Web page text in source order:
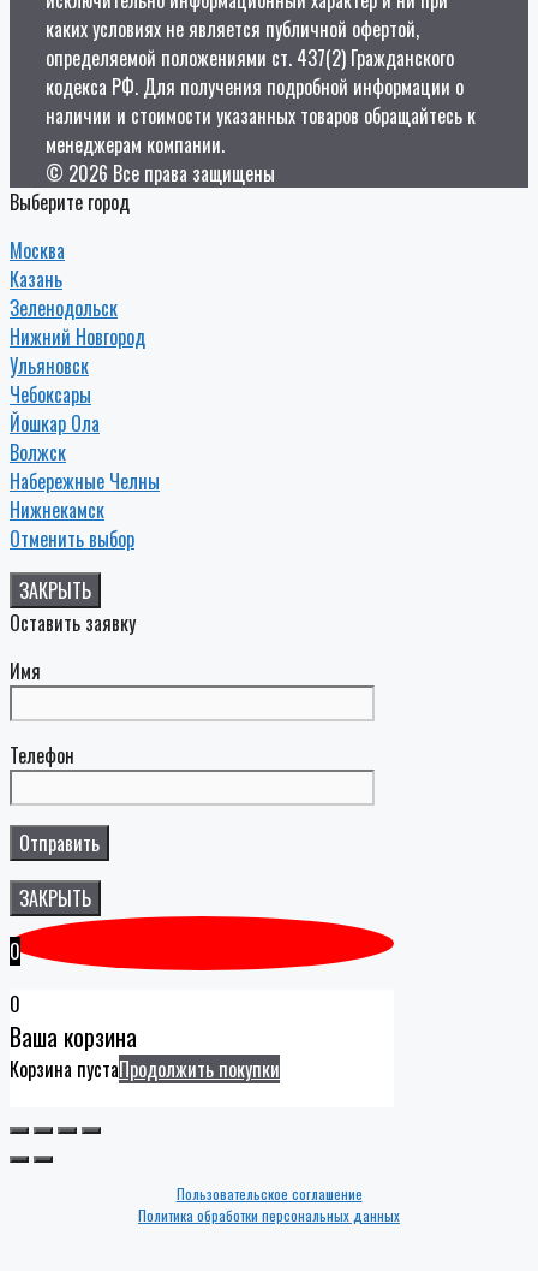
каких условиях не является публичной офертой,
определяемой положениями ст. 437(2) Гражданского
кодекса РФ. Для получения подробной информации о
наличии и стоимости указанных товаров обращайтесь к
менеджерам компании.
© 2026 Все права защищены
Выберите город
Москва
Казань
Зеленодольск
Нижний Новгород
Ульяновск
Чебоксары
Йошкар Ола
Волжск
Набережные Челны
Нижнекамск
Отменить выбор
ЗАКРЫТЬ
Оставить заявку
Имя
Телефон
ЗАКРЫТЬ
0
0
Ваша корзина
Корзина пустаПродолжить покупки
Пользовательское соглашение
Политика обработки персональных данных